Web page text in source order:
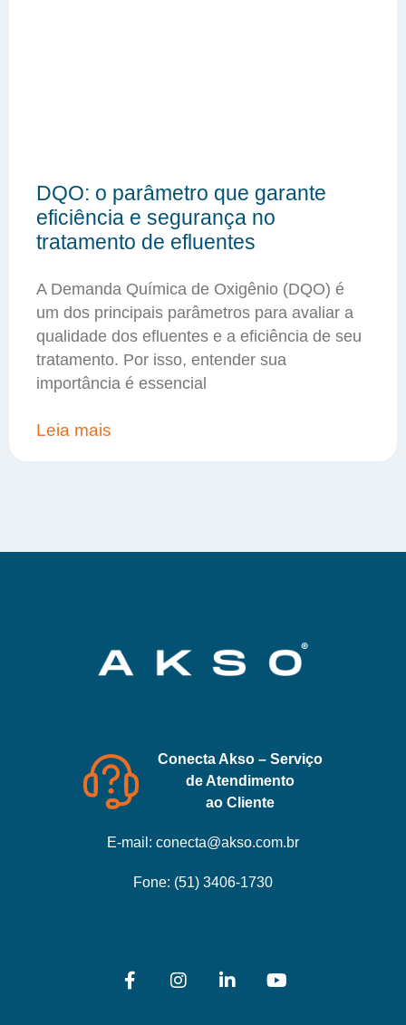
DQO: o parâmetro que garante
eficiência e segurança no
tratamento de efluentes
A Demanda Química de Oxigênio (DQO) é
um dos principais parâmetros para avaliar a
qualidade dos efluentes e a eficiência de seu
tratamento. Por isso, entender sua
importância é essencial
Leia mais
Conecta Akso – Serviço
de Atendimento
ao Cliente
E-mail: conecta@akso.com.br
Fone: (51) 3406-1730